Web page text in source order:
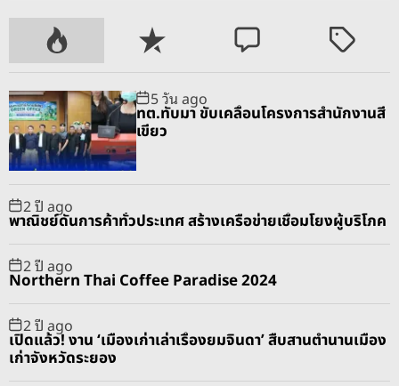
P
o
u
l
a
r
R
e
e
n
C
o
m
e
T
g
e
5 วัน ago
ทต.ทับมา ขับเคลื่อนโครงการสำนักงานสี
เขียว
2 ปี ago
พาณิชย์ดันการค้าทั่วประเทศ สร้างเครือข่ายเชื่อมโยงผู้บริโภค
2 ปี ago
Northern Thai Coffee Paradise 2024
2 ปี ago
เปิดแล้ว! งาน ‘เมืองเก่าเล่าเรื่องยมจินดา’ สืบสานตำนานเมือง
เก่าจังหวัดระยอง